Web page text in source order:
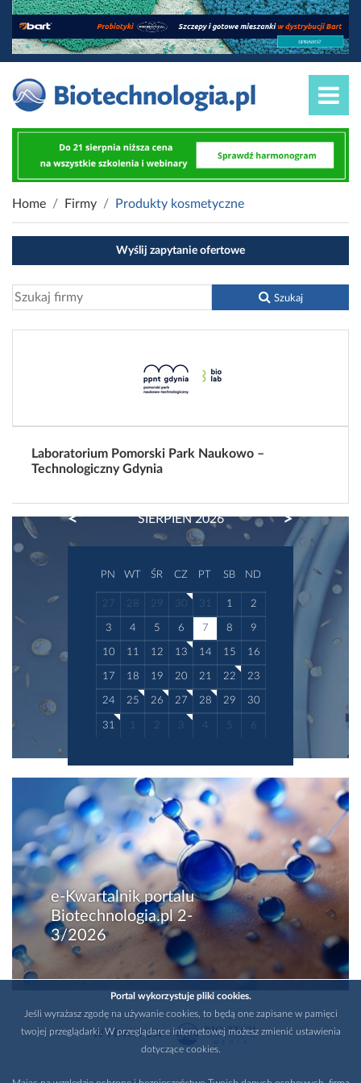
Home Firmy Produkty kosmetyczne
Wyślij zapytanie ofertowe
Szukaj
Laboratorium Pomorski Park Naukowo –
Technologiczny Gdynia
SIERPIEŃ 2026
PREVIOUS NEXT
PN WT ŚR CZ PT SB ND
27 28 29 30 31 1 2
3 4 5 6 7 8 9
10 11 12 13 14 15 16
17 18 19 20 21 22 23
24 25 26 27 28 29 30
31 1 2 3 4 5 6
e-Kwartalnik portalu
Biotechnologia.pl 2-
3/2026
WYDAWCA
Portal wykorzystuje pliki cookies.
Jeśli wyrażasz zgodę na używanie cookies, to będą one zapisane w pamięci
twojej przeglądarki. W przeglądarce internetowej możesz zmienić ustawienia
dotyczące cookies.